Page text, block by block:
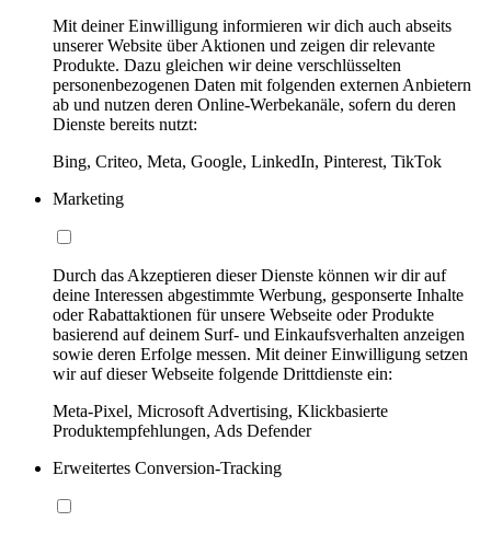
Mit deiner Einwilligung informieren wir dich auch abseits
unserer Website über Aktionen und zeigen dir relevante
Produkte. Dazu gleichen wir deine verschlüsselten
personenbezogenen Daten mit folgenden externen Anbietern
ab und nutzen deren Online-Werbekanäle, sofern du deren
Dienste bereits nutzt:
Bing, Criteo, Meta, Google, LinkedIn, Pinterest, TikTok
Marketing
Durch das Akzeptieren dieser Dienste können wir dir auf
deine Interessen abgestimmte Werbung, gesponserte Inhalte
oder Rabattaktionen für unsere Webseite oder Produkte
basierend auf deinem Surf- und Einkaufsverhalten anzeigen
sowie deren Erfolge messen. Mit deiner Einwilligung setzen
wir auf dieser Webseite folgende Drittdienste ein:
Meta-Pixel, Microsoft Advertising, Klickbasierte
Produktempfehlungen, Ads Defender
Erweitertes Conversion-Tracking